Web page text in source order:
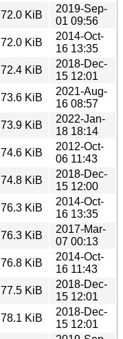
72.0 KiB
2019-Sep-
01 09:56
72.0 KiB
2014-Oct-
16 13:35
72.4 KiB
2018-Dec-
15 12:01
73.6 KiB
2021-Aug-
16 08:57
73.9 KiB
2022-Jan-
18 18:14
74.6 KiB
2012-Oct-
06 11:43
74.8 KiB
2018-Dec-
15 12:00
76.3 KiB
2014-Oct-
16 13:35
76.3 KiB
2017-Mar-
07 00:13
76.8 KiB
2014-Oct-
16 11:43
77.5 KiB
2018-Dec-
15 12:01
78.1 KiB
2018-Dec-
15 12:01